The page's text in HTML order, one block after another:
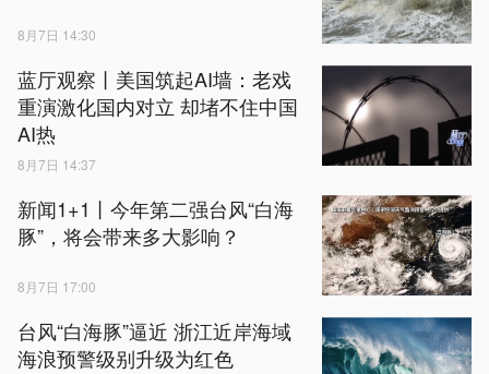
8月7日 14:30
蓝厅观察丨美国筑起AI墙：老戏
重演激化国内对立 却堵不住中国
AI热
8月7日 14:37
新闻1+1丨今年第二强台风“白海
豚”，将会带来多大影响？
8月7日 17:00
台风“白海豚”逼近 浙江近岸海域
海浪预警级别升级为红色